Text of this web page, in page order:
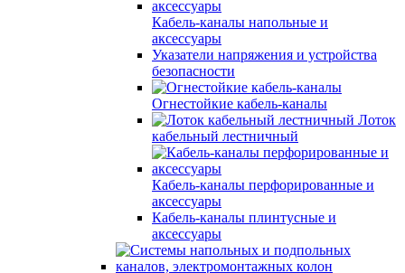
Кабель-каналы напольные и
аксессуары
Указатели напряжения и устройства
безопасности
Огнестойкие кабель-каналы
Лоток
кабельный лестничный
Кабель-каналы перфорированные и
аксессуары
Кабель-каналы плинтусные и
аксессуары